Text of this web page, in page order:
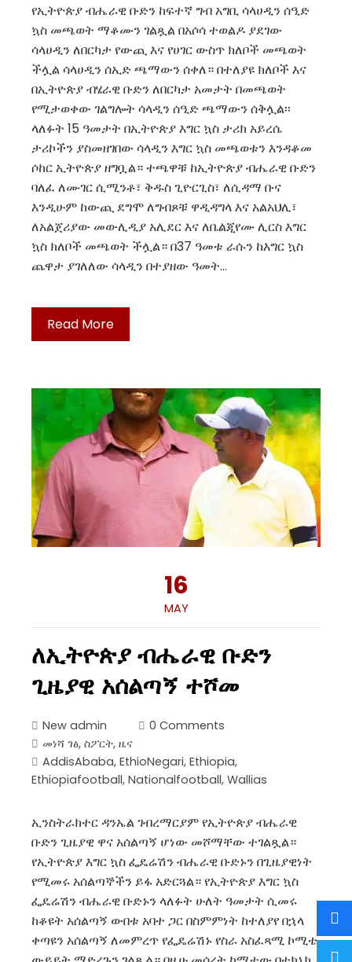
የኢትዮጵያ ብሔራዊ ቡድን ከፍተኛ ግብ አግቢ ሳላሀዲን ሰዒድ
ኳስ መጫወት ማቆሙን ገልጿል በአሶሳ ተወልዶ ያደገው
ሳላሀዲን ለበርካታ የውጪ እና የሀገር ውስጥ ክለቦች መጫወት
ችሏል ሳላሀዲን ሰኢድ ጫማውን ሰቀለ። በተለያዩ ክለቦች እና
በኢትዮጵያ ብሄራዊ ቡድን ለበርካታ አመታት በመጫወት
የሚታወቀው ገልግሎት ሳላዲን ሰዒድ ጫማውን ሰቅሏል፡፡
ላለፉት 15 ዓመታት በኢትዮጵያ እግር ኳስ ታሪክ አይረሴ
ታሪኮችን ያስመዘገበው ሳላዲን እግር ኳስ መጫወቱን እንዳቆመ
ሶከር ኢትዮጵያ ዘግቧል። ተጫዋቹ ከኢትዮጵያ ብሔራዊ ቡድን
ባለፈ ለሙገር ሲሚንቶ፣ ቅዱስ ጊዮርጊስ፣ ለሲዳማ ቡና
እንዲሁም ከውጪ ደግሞ ለግብጾቹ ዋዲዳግላ እና አልአህሊ፣
ለአልጀሪያው መውሊዲያ አሊደር እና ለቤልጂየሙ ሊርስ እግር
ኳስ ክለቦች መጫወት ችሏል። በ37 ዓመቱ ራሱን ከእግር ኳስ
ጨዋታ ያገለለው ሳላዲን በተያዘው ዓመት…
Read More
16
MAY
ለኢትዮጵያ ብሔራዊ ቡድን
ጊዜያዊ አሰልጣኝ ተሾመ
New admin
0 Comments
መነሻ ገፅ, ስፖርት, ዜና
AddisAbaba, EthioNegari, Ethiopia,
Ethiopiafootball, Nationalfootball, Wallias
ኢንስትራክተር ዳንኤል ገብረማርያም የኢትዮጵያ ብሔራዊ
ቡድን ጊዜያዊ ዋና አሰልጣኝ ሆነው መሾማቸው ተገልጿል።
የኢትዮጵያ እግር ኳስ ፌዴሬሽን ብሔራዊ ቡድኑን በጊዜያዊነት
የሚመሩ አሰልጣኞችን ይፋ አድርጓል። የኢትዮጵያ እግር ኳስ
ፌዴሬሽን ብሔራዊ ቡድኑን ላለፉት ሁለት ዓመታት ሲመሩ
ከቆዩት አሰልጣኝ ውበቱ አባተ ጋር በስምምነት ከተለያየ በኋላ
ቀጣዩን አሰልጣኝ ለመምረጥ የፌዴሬሽኑ የስራ አስፈጻሚ ኮሚቴ